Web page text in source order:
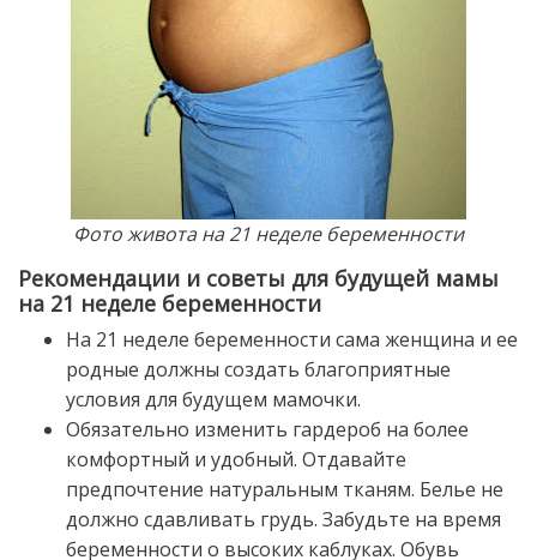
Фото живота на 21 неделе беременности
Рекомендации и советы для будущей мамы
на 21 неделе беременности
На 21 неделе беременности сама женщина и ее
родные должны создать благоприятные
условия для будущем мамочки.
Обязательно изменить гардероб на более
комфортный и удобный. Отдавайте
предпочтение натуральным тканям. Белье не
должно сдавливать грудь. Забудьте на время
беременности о высоких каблуках. Обувь